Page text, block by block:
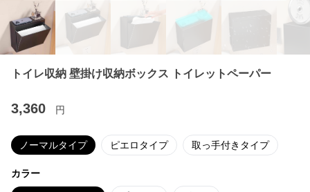
トイレ収納 壁掛け収納ボックス トイレットペーパー
3,360 円
ノーマルタイプ ピエロタイプ 取っ手付きタイプ
カラー